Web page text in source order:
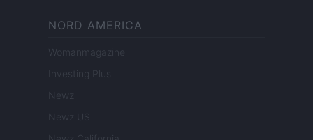
NORD AMERICA
Womanmagazine
Investing Plus
Newz
Newz US